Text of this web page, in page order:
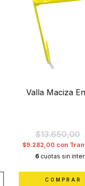
Valla Maciza
$13.650,00
$9.282,00 con
6 cuotas sin